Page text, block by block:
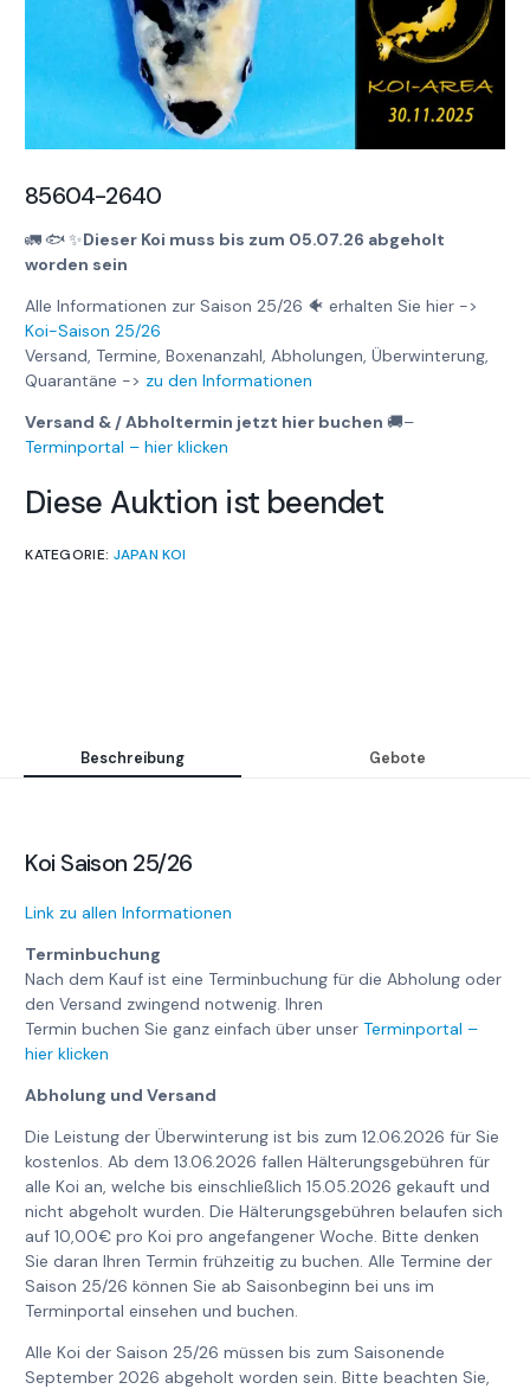
85604-2640
🚛🐟✨Dieser Koi muss bis zum 05.07.26 abgeholt
worden sein
Alle Informationen zur Saison 25/26 🐠 erhalten Sie hier ->
Koi-Saison 25/26
Versand, Termine, Boxenanzahl, Abholungen, Überwinterung,
Quarantäne -> zu den Informationen
Versand & / Abholtermin jetzt hier buchen 🚚–
Terminportal – hier klicken
Diese Auktion ist beendet
KATEGORIE: JAPAN KOI
Beschreibung Gebote
Koi Saison 25/26
Link zu allen Informationen
Terminbuchung
Nach dem Kauf ist eine Terminbuchung für die Abholung oder
den Versand zwingend notwenig. Ihren
Termin buchen Sie ganz einfach über unserTerminportal –
hier klicken
Abholung und Versand
Die Leistung der Überwinterung ist bis zum 12.06.2026 für Sie
kostenlos. Ab dem 13.06.2026 fallen Hälterungsgebühren für
alle Koi an, welche bis einschließlich 15.05.2026 gekauft und
nicht abgeholt wurden. Die Hälterungsgebühren belaufen sich
auf 10,00€ pro Koi pro angefangener Woche. Bitte denken
Sie daran Ihren Termin frühzeitig zu buchen. Alle Termine der
Saison 25/26 können Sie ab Saisonbeginn bei uns im
Terminportal einsehen und buchen.
Alle Koi der Saison 25/26 müssen bis zum Saisonende
September 2026 abgeholt worden sein. Bitte beachten Sie,